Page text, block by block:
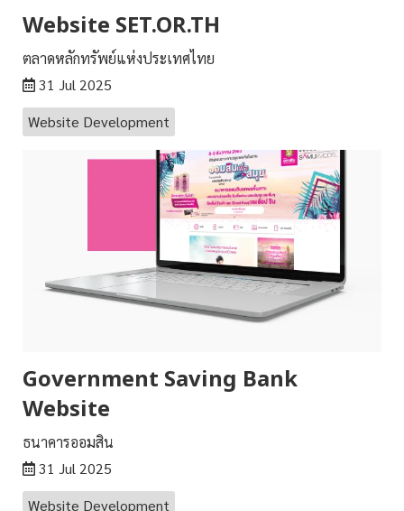
Website SET.OR.TH
ตลาดหลักทรัพย์แห่งประเทศไทย
31 Jul 2025
Website Development
Government Saving Bank
Website
ธนาคารออมสิน
31 Jul 2025
Website Development